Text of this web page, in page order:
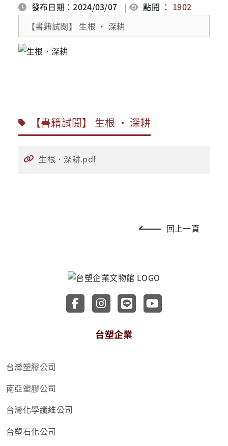
發布日期：2024/03/07 | 點閱 ： 1902
【書籍試閱】 生根 ‧ 深耕
【書籍試閱】 生根 ‧ 深耕
生根．深耕.pdf
回上一頁
前往台塑企業文物館
前往台塑企業文物館
前往台塑企業文物
前往台塑企
台塑企業
台灣塑膠公司
南亞塑膠公司
台灣化學纖維公司
台塑石化公司